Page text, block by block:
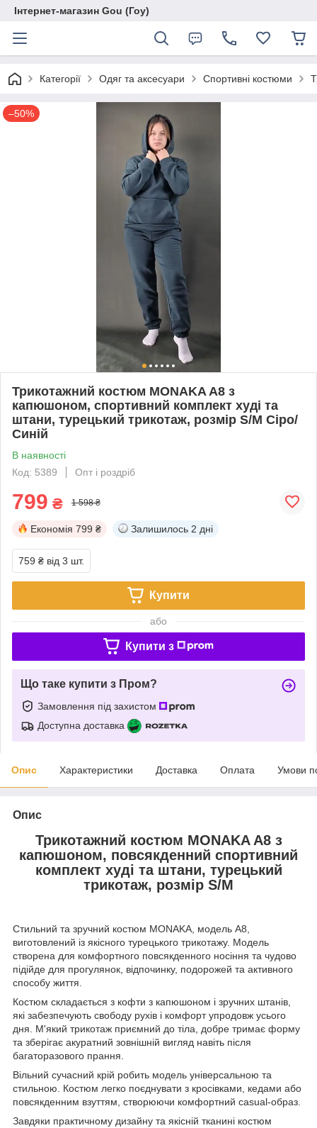
Інтернет-магазин Gou (Гоу)
Категорії Одяг та аксесуари Спортивні костюми
–50%
Трикотажний костюм MONAKA A8 з
капюшоном, спортивний комплект худі та
штани, турецький трикотаж, розмір S/M Сіро/
Синій
В наявності
Код: 5389
Опт і роздріб
799 ₴ 1 598 ₴
Економія 799 ₴ Залишилось 2 дні
759 ₴ від 3 шт.
Купити
або
Купити з
Що таке купити з Пром?
Замовлення під захистом
Доступна доставка
Опис Характеристики Доставка Оплата Умови
Опис
Трикотажний костюм MONAKA A8 з
капюшоном, повсякденний спортивний
комплект худі та штани, турецький
трикотаж, розмір S/M
Стильний та зручний костюм MONAKA, модель A8,
виготовлений із якісного турецького трикотажу. Модель
створена для комфортного повсякденного носіння та чудово
підійде для прогулянок, відпочинку, подорожей та активного
способу життя.
Костюм складається з кофти з капюшоном і зручних штанів,
які забезпечують свободу рухів і комфорт упродовж усього
дня. М'який трикотаж приємний до тіла, добре тримає форму
та зберігає акуратний зовнішній вигляд навіть після
багаторазового прання.
Вільний сучасний крій робить модель універсальною та
стильною. Костюм легко поєднувати з кросівками, кедами або
повсякденним взуттям, створюючи комфортний casual-образ.
Завдяки практичному дизайну та якісній тканині костюм